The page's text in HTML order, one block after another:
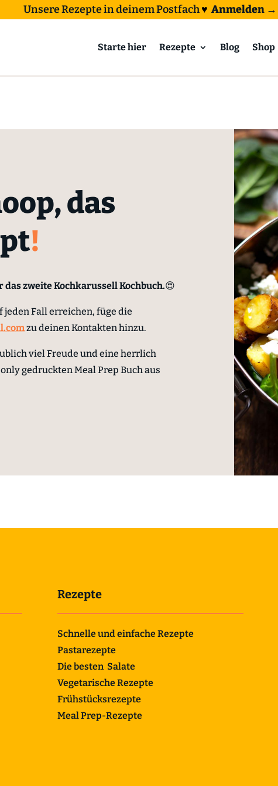
Unsere Rezepte in deinem Postfach♥ Anmelden →
Starte hier Rezepte Blog Shop
das
!
zweite Kochkarussell Kochbuch.😍
jeden Fall erreichen, füge die
zu deinen Kontakten hinzu.
viel Freudeund eine herrlich
gedruckten Meal Prep Buchaus
Rezepte
Schnelle und einfache Rezepte
Pastarezepte
Die besten Salate
Vegetarische Rezepte
Frühstücksrezepte
Meal Prep-Rezepte